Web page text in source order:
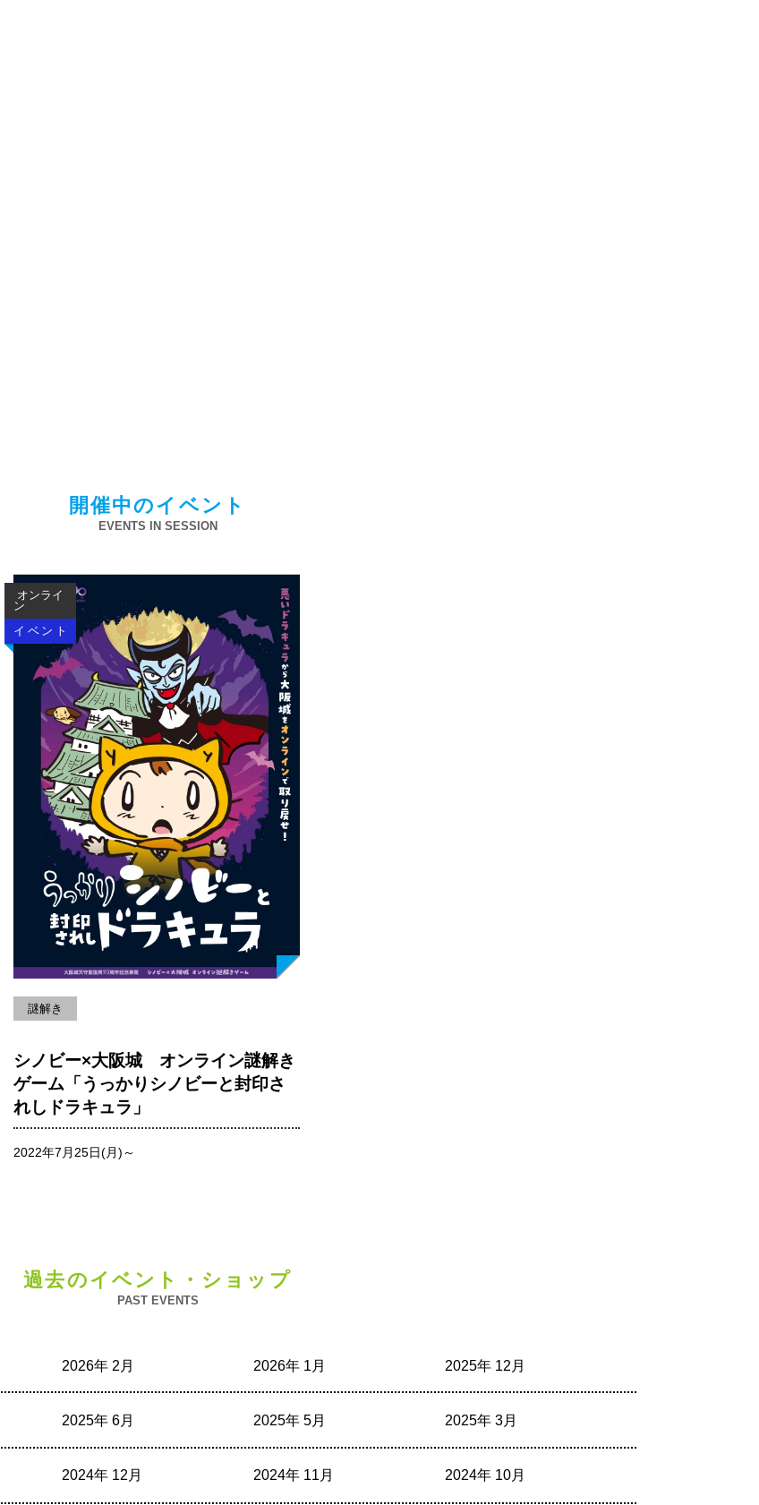
開催中のイベント
EVENTS IN SESSION
オンライ
ン
イベント
謎解き
シノビー×大阪城 オンライン謎解き
ゲーム「うっかりシノビーと封印さ
れしドラキュラ」
2022年7月25日(月)～
過去のイベント・ショップ
PAST EVENTS
2026年 2月 2026年 1月 2025年 12月
2025年 6月 2025年 5月 2025年 3月
2024年 12月 2024年 11月 2024年 10月